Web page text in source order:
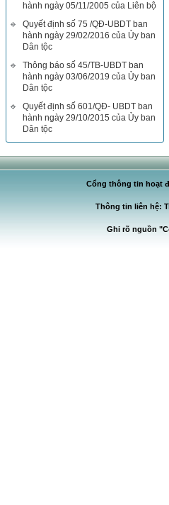
hành ngày 05/11/2005 của Liên bộ
Quyết định số 75 /QĐ-UBDT ban
hành ngày 29/02/2016 của Ủy ban
Dân tộc
Thông báo số 45/TB-UBDT ban
hành ngày 03/06/2019 của Ủy ban
Dân tộc
Quyết định số 601/QĐ- UBDT ban
hành ngày 29/10/2015 của Ủy ban
Dân tộc
Cổng thông tin hoạt
Thông tin liên hệ:
Ghi rõ nguồn